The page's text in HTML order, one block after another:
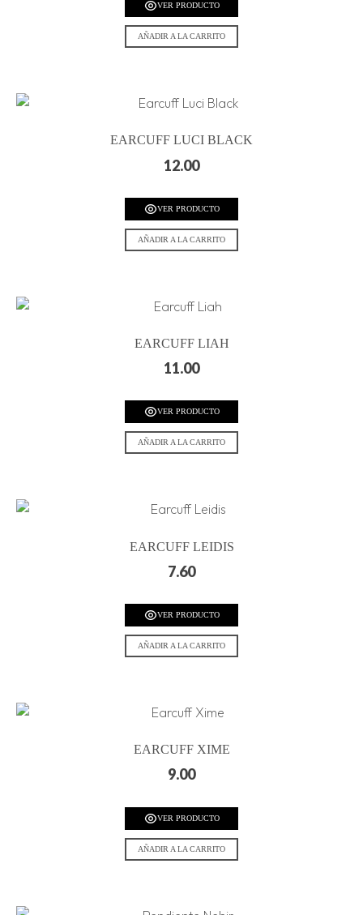
VER PRODUCTO
AÑADIR A LA CARRITO
EARCUFF LUCI BLACK
12.00
VER PRODUCTO
AÑADIR A LA CARRITO
EARCUFF LIAH
11.00
VER PRODUCTO
AÑADIR A LA CARRITO
EARCUFF LEIDIS
7.60
VER PRODUCTO
AÑADIR A LA CARRITO
EARCUFF XIME
9.00
VER PRODUCTO
AÑADIR A LA CARRITO